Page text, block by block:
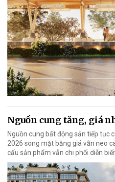
Nguồn cung tăng, giá
Nguồn cung bất động sản tiếp tục
2026 song mặt bằng giá vẫn neo
cấu sản phẩm vẫn chi phối diễn